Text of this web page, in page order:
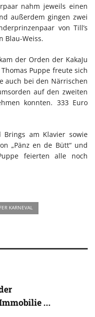
nahm jeweils einen
außerdem gingen zwei
von Till’s
Blau-Weiss.
der Orden der KakaJu
Puppe freute sich
auch bei den Närrischen
auf den zweiten
konnten. 333 Euro
am Klavier sowie
„Pänz en de Bütt“ und
feierten alle noch
KARNEVAL
...